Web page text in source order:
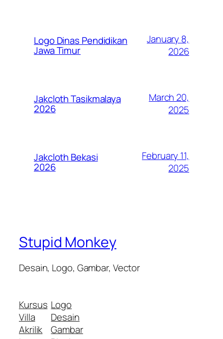
Logo Dinas Pendidikan
Jawa Timur
January 8,
2026
Jakcloth Tasikmalaya
2026
March 20,
2025
Jakcloth Bekasi
2026
February 11,
2025
Stupid Monkey
Desain, Logo, Gambar, Vector
Kursus
Villa
Akrilik
Logo
Desain
Gambar